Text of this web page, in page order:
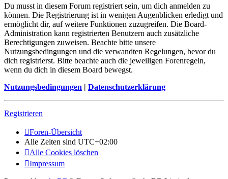
Du musst in diesem Forum registriert sein, um dich anmelden zu
können. Die Registrierung ist in wenigen Augenblicken erledigt und
ermöglicht dir, auf weitere Funktionen zuzugreifen. Die Board-
Administration kann registrierten Benutzern auch zusätzliche
Berechtigungen zuweisen. Beachte bitte unsere
Nutzungsbedingungen und die verwandten Regelungen, bevor du
dich registrierst. Bitte beachte auch die jeweiligen Forenregeln,
wenn du dich in diesem Board bewegst.
Nutzungsbedingungen | Datenschutzerklärung
Registrieren
Foren-Übersicht
Alle Zeiten sind UTC+02:00
Alle Cookies löschen
Impressum